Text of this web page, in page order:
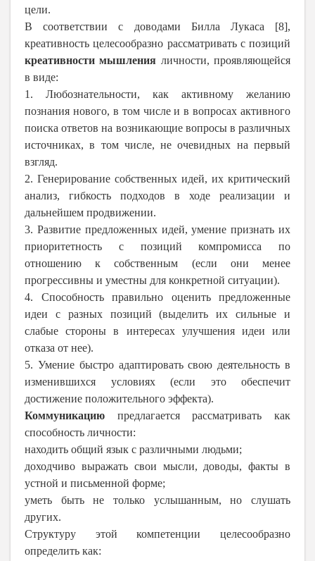
цели.
В соответствии с доводами Билла Лукаса [8],
креативность целесообразно рассматривать с позиций
креативности мышления личности, проявляющейся
в виде:
1. Любознательности, как активному желанию
познания нового, в том числе и в вопросах активного
поиска ответов на возникающие вопросы в различных
источниках, в том числе, не очевидных на первый
взгляд.
2. Генерирование собственных идей, их критический
анализ, гибкость подходов в ходе реализации и
дальнейшем продвижении.
3. Развитие предложенных идей, умение признать их
приоритетность с позиций компромисса по
отношению к собственным (если они менее
прогрессивны и уместны для конкретной ситуации).
4. Способность правильно оценить предложенные
идеи с разных позиций (выделить их сильные и
слабые стороны в интересах улучшения идеи или
отказа от нее).
5. Умение быстро адаптировать свою деятельность в
изменившихся условиях (если это обеспечит
достижение положительного эффекта).
Коммуникацию предлагается рассматривать как
способность личности:
находить общий язык с различными людьми;
доходчиво выражать свои мысли, доводы, факты в
устной и письменной форме;
уметь быть не только услышанным, но слушать
других.
Структуру этой компетенции целесообразно
определить как: